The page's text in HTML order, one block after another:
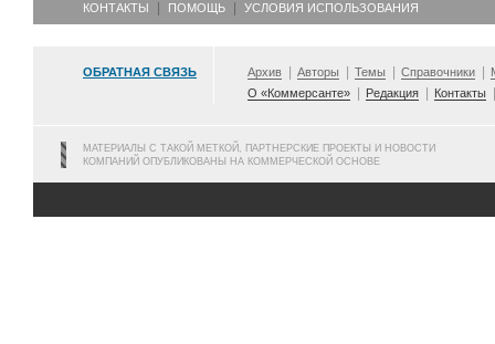
КОНТАКТЫ ПОМОЩЬ УСЛОВИЯ ИСПОЛЬЗОВАНИЯ
ОБРАТНАЯ СВЯЗЬ Архив Авторы Темы Справочники
О «Коммерсанте»
Редакция Контакты
МАТЕРИАЛЫ С ТАКОЙ МЕТКОЙ, ПАРТНЕРСКИЕ ПРОЕКТЫ И НОВОСТИ
КОМПАНИЙ ОПУБЛИКОВАНЫ НА КОММЕРЧЕСКОЙ ОСНОВЕ